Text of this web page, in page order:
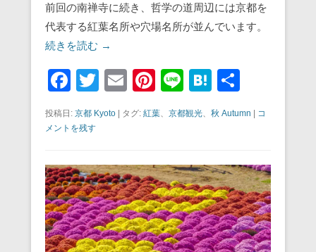
前回の南禅寺に続き、哲学の道周辺には京都を
代表する紅葉名所や穴場名所が並んでいます。
続きを読む →
F
a
c
b
o
o
k
T
tt
E
m
ail
Pi
nt
er
st
Li
n
e
H
at
e
a
投稿日: 京都 Kyoto タグ: 紅葉、 京都観光、 秋 Autumn
コ
メントを残す